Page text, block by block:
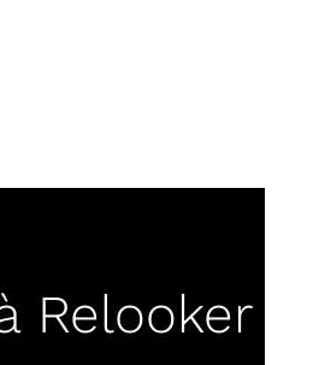
Relooker